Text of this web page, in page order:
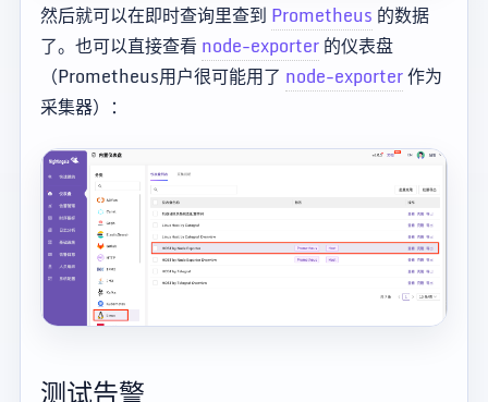
然后就可以在即时查询里查到 Prometheus 的数据
了。也可以直接查看 node-exporter的仪表盘
（Prometheus用户很可能用了 node-exporter作为
采集器）：
测试告警